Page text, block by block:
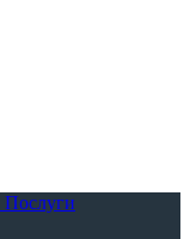
Послуги